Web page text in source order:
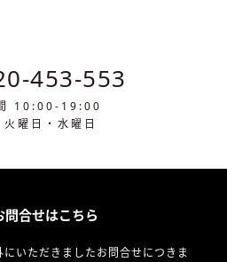
453-553
10:00-19:00
曜日・水曜日
問合せはこちら
いただきましたお問合せにつきま